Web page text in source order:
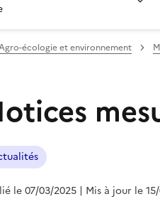
écologie et environnement
le 07/03/2025 | Mis à jour le